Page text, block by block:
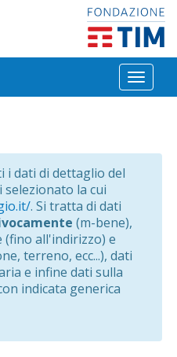
Toggle
i dati di dettaglio del
selezionato la cui
. Si tratta di dati
(m-bene),
(fino all'indirizzo) e
terreno, ecc...), dati
e infine dati sulla
indicata generica